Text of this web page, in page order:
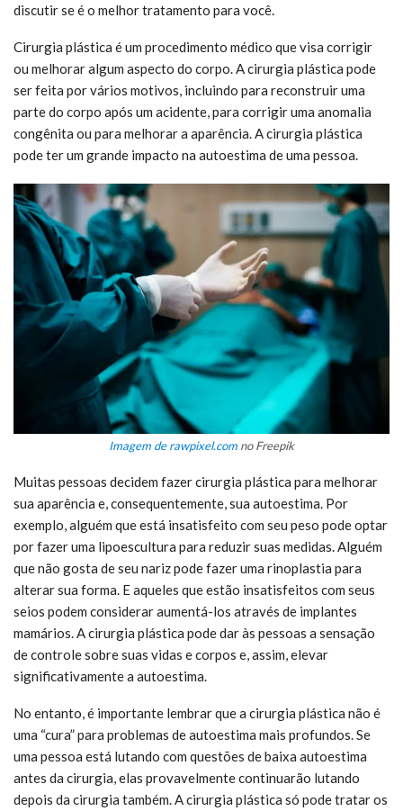
discutir se é o melhor tratamento para você.
Cirurgia plástica é um procedimento médico que visa corrigir
ou melhorar algum aspecto do corpo. A cirurgia plástica pode
ser feita por vários motivos, incluindo para reconstruir uma
parte do corpo após um acidente, para corrigir uma anomalia
congênita ou para melhorar a aparência. A cirurgia plástica
pode ter um grande impacto na autoestima de uma pessoa.
Imagem de rawpixel.com no Freepik
Muitas pessoas decidem fazer cirurgia plástica para melhorar
sua aparência e, consequentemente, sua autoestima. Por
exemplo, alguém que está insatisfeito com seu peso pode optar
por fazer uma lipoescultura para reduzir suas medidas. Alguém
que não gosta de seu nariz pode fazer uma rinoplastia para
alterar sua forma. E aqueles que estão insatisfeitos com seus
seios podem considerar aumentá-los através de implantes
mamários. A cirurgia plástica pode dar às pessoas a sensação
de controle sobre suas vidas e corpos e, assim, elevar
significativamente a autoestima.
No entanto, é importante lembrar que a cirurgia plástica não é
uma “cura” para problemas de autoestima mais profundos. Se
uma pessoa está lutando com questões de baixa autoestima
antes da cirurgia, elas provavelmente continuarão lutando
depois da cirurgia também. A cirurgia plástica só pode tratar os